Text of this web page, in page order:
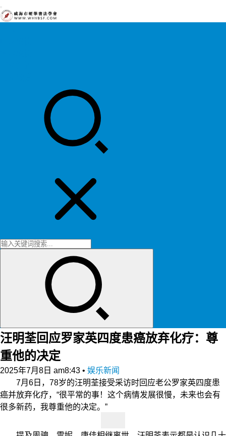
汪明荃回应罗家英四度患癌放弃化疗：尊
重他的决定
2025年7月8日 am8:43 • 娱乐新闻
7月6日，78岁的汪明荃接受采访时回应老公罗家英四度患
癌并放弃化疗，“很平常的事！这个病情发展很慢，未来也会有
很多新药，我尊重他的决定。”